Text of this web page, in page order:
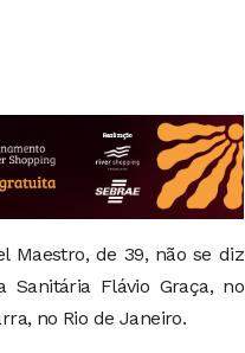
Maestro, de 39, não se diz
Flávio Graça, no
no Rio de Janeiro.